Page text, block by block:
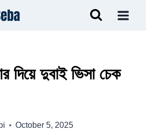
দিয়ে দুবাই ভিসা চেক
October 5, 2025